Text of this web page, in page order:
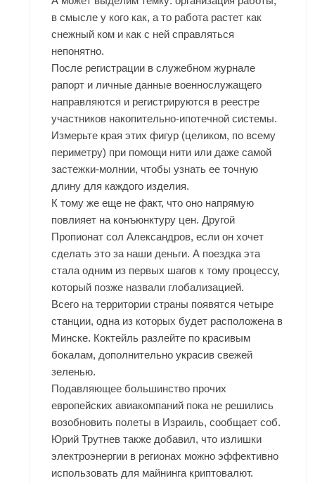
в смысле у кого как, а то работа растет как
снежный ком и как с ней справляться
непонятно.
После регистрации в служебном журнале
рапорт и личные данные военнослужащего
направляются и регистрируются в реестре
участников накопительно-ипотечной системы.
Измерьте края этих фигур (целиком, по всему
периметру) при помощи нити или даже самой
застежки-молнии, чтобы узнать ее точную
длину для каждого изделия.
К тому же еще не факт, что оно напрямую
повлияет на конъюнктуру цен. Другой
Пропионат сол Александров, если он хочет
сделать это за наши деньги. А поездка эта
стала одним из первых шагов к тому процессу,
который позже назвали глобализацией.
Всего на территории страны появятся четыре
станции, одна из которых будет расположена в
Минске. Коктейль разлейте по красивым
бокалам, дополнительно украсив свежей
зеленью.
Подавляющее большинство прочих
европейских авиакомпаний пока не решились
возобновить полеты в Израиль, сообщает соб.
Юрий Трутнев также добавил, что излишки
электроэнергии в регионах можно эффективно
использовать для майнинга криптовалют.